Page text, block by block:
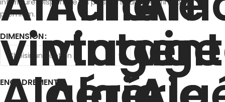
premium.
DIMENSION
ENCADREMENT